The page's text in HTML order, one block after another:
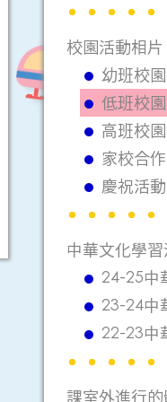
校園活動相片
幼班校
低班校
高班校
家校合
慶祝活動
中華文化學
24-25中
23-24中
22-23中
課室外進行